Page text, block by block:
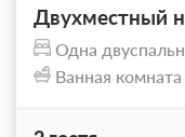
Двухместный
Одна
Ванная